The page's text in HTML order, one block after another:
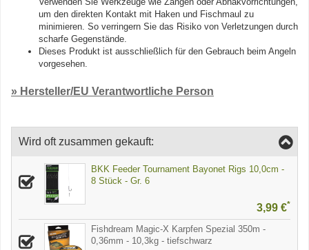
um den direkten Kontakt mit Haken und Fischmaul zu
minimieren. So verringern Sie das Risiko von Verletzungen durch
scharfe Gegenstände.
Dieses Produkt ist ausschließlich für den Gebrauch beim Angeln
vorgesehen.
» Hersteller/EU Verantwortliche Person
Wird oft zusammen gekauft:
BKK Feeder Tournament Bayonet Rigs 10,0cm -
8 Stück - Gr. 6
3,99 €*
Fishdream Magic-X Karpfen Spezial 350m -
0,36mm - 10,3kg - tiefschwarz